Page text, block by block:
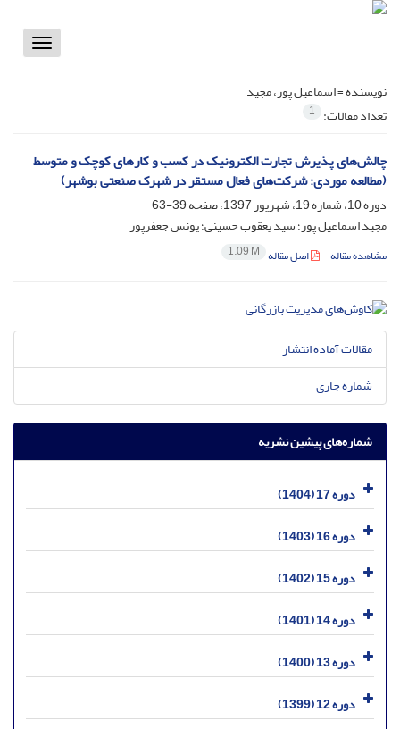
Toggle
نویسنده =اسماعیل پور، مجید
تعداد مقالات: 1
چالش‌های پذیرش تجارت الکترونیک در کسب و کارهای کوچک و متوسط
(مطالعه موردی: شرکت‌های فعال مستقر در شهرک صنعتی بوشهر)
دوره 10، شماره 19، شهریور 1397، صفحه
39-63
مجید اسماعیل پور؛ سید یعقوب حسینی؛ یونس جعفرپور
مشاهده مقاله اصل مقاله 1.09 M
مقالات آماده انتشار
شماره جاری
شماره‌های پیشین نشریه
دوره 17 (1404)
دوره 16 (1403)
دوره 15 (1402)
دوره 14 (1401)
دوره 13 (1400)
دوره 12 (1399)